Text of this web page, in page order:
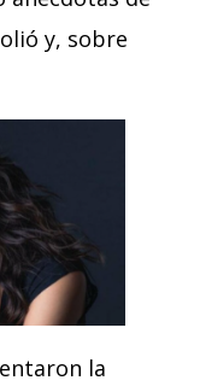
y, sobre
la